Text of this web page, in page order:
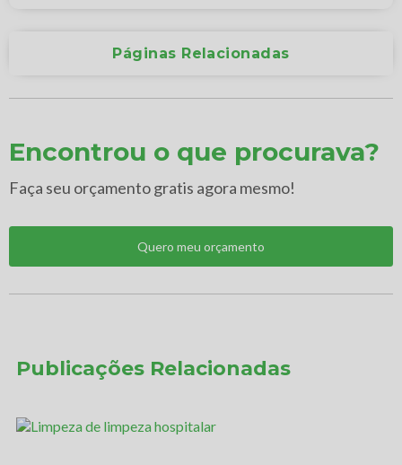
Páginas Relacionadas
Encontrou o que procurava?
Faça seu orçamento gratis agora mesmo!
Quero meu orçamento
Publicações Relacionadas